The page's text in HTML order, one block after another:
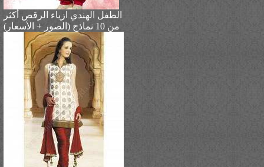
الطفل الهندي ازياء الرقص أكثر
من 10 نماذج (الصور + الأسعار)